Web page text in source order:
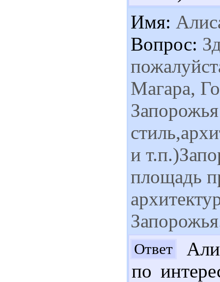
Имя:
Вопрос:
Магара,
и
площадь
Ответ
по